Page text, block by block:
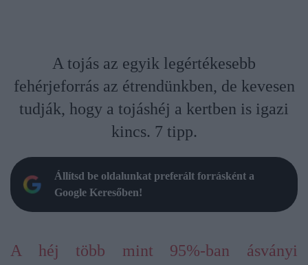
A tojás az egyik legértékesebb
fehérjeforrás az étrendünkben, de kevesen
tudják, hogy a tojáshéj a kertben is igazi
kincs. 7 tipp.
Állítsd be oldalunkat preferált forrásként a
Google Keresőben!
A héj több mint 95%-ban ásványi